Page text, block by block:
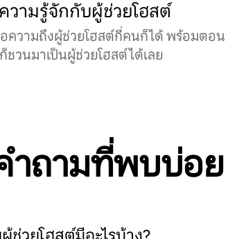
วามรู้จักกับผู้ช่วยโฮสต์
ความถึงผู้ช่วยโฮสต์กี่คนก็ได้ พร้อมตอน
ชวนมาเป็นผู้ช่วยโฮสต์ได้เลย
ำถามที่พบบ่อย